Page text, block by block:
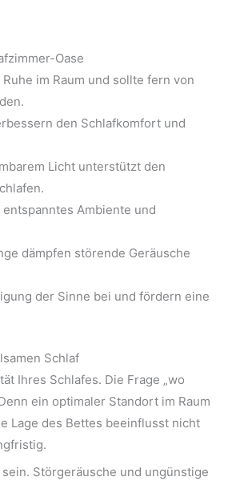
Oase
im Raum und sollte fern von
den Schlafkomfort und
Licht unterstützt den
Ambiente und
dämpfen störende Geräusche
der Sinne bei und fördern eine
Schlaf
Ihres Schlafes. Die Frage „wo
ein optimaler Standort im Raum
Lage des Bettes beeinflusst nicht
Störgeräusche und ungünstige